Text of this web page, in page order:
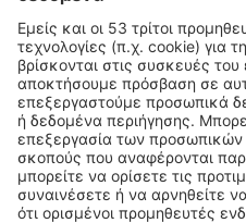
Μας συγχωρείτε,
αποτελέσματα για
Προσπαθήστε να κάνετε